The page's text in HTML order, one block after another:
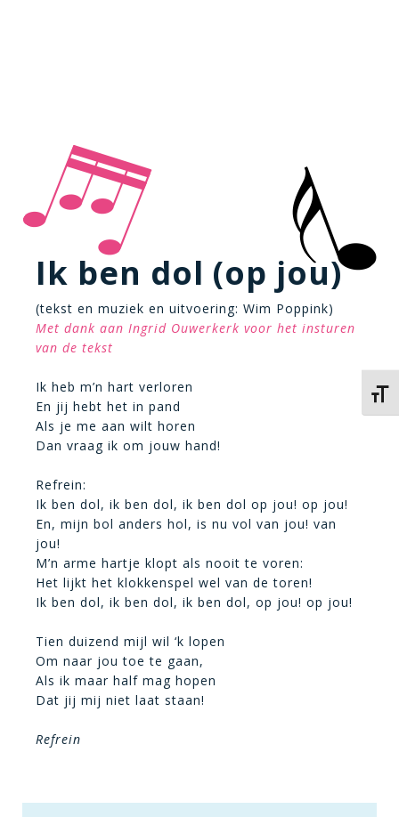
Ik ben dol (op jou)
(tekst en muziek en uitvoering: Wim Poppink)
Met dank aan Ingrid Ouwerkerk voor het insturen
van de tekst
Ik heb m’n hart verloren
En jij hebt het in pand
Als je me aan wilt horen
Dan vraag ik om jouw hand!
Refrein:
Ik ben dol, ik ben dol, ik ben dol op jou! op jou!
En, mijn bol anders hol, is nu vol van jou! van
jou!
M’n arme hartje klopt als nooit te voren:
Het lijkt het klokkenspel wel van de toren!
Ik ben dol, ik ben dol, ik ben dol, op jou! op jou!
Tien duizend mijl wil ‘k lopen
Om naar jou toe te gaan,
Als ik maar half mag hopen
Dat jij mij niet laat staan!
Refrein